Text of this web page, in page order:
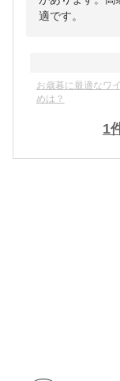
適です。
お歳暮に最適なワ
めは？
1